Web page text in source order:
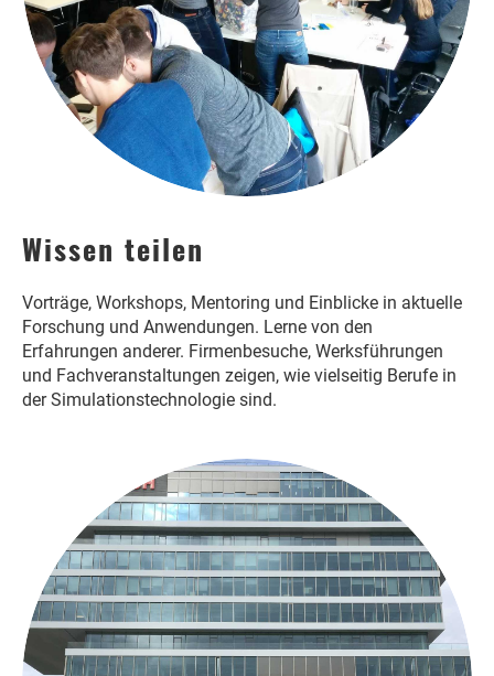
Wissen teilen
Vorträge, Workshops, Mentoring und Einblicke in aktuelle
Forschung und Anwendungen. Lerne von den
Erfahrungen anderer. Firmenbesuche, Werksführungen
und Fachveranstaltungen zeigen, wie vielseitig Berufe in
der Simulationstechnologie sind.